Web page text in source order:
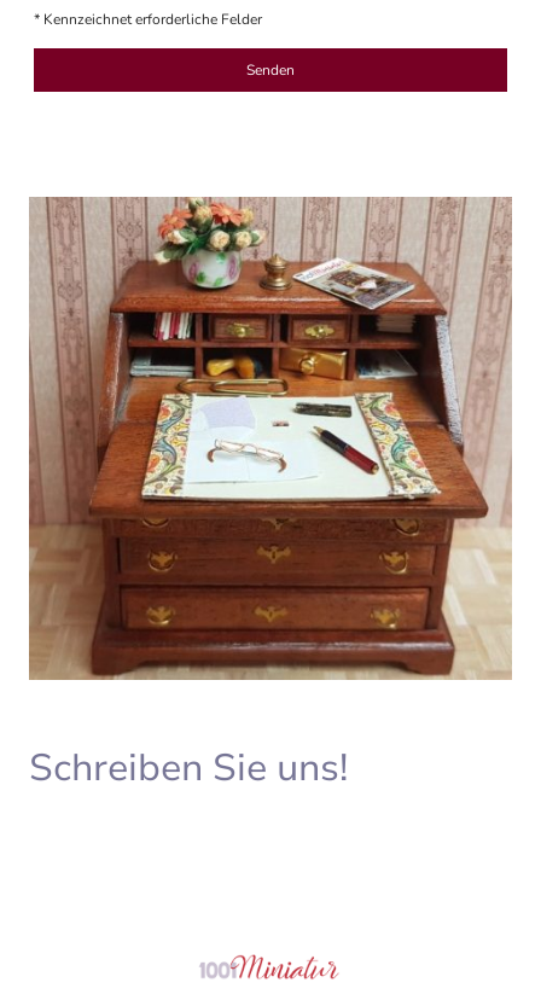
* Kennzeichnet erforderliche Felder
Senden
Schreiben Sie uns!